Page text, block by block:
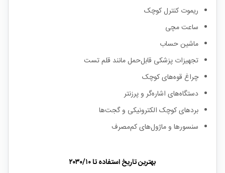
ریموت کنترل کوچک
ساعت مچی
ماشین حساب
تجهیزات پزشکی قابل‌حمل مانند قلم تست
چراغ قوه‌های کوچک
دستگاه‌های اشاره‌گر و پرزنتر
بردهای کوچک الکترونیکی و گجت‌ها
سنسورها و ماژول‌های کم‌مصرف
بهترین تاریخ استفاده تا۲۰۳۰/۱۰